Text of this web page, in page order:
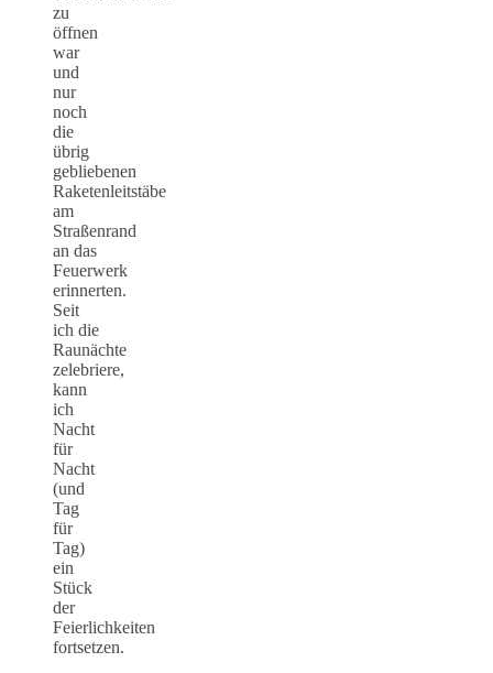
zu
öffnen
war
und
nur
noch
die
übrig
gebliebenen
Raketenleitstäbe
am
Straßenrand
an das
Feuerwerk
erinnerten.
Seit
ich die
Raunächte
zelebriere,
kann
ich
Nacht
für
Nacht
(und
Tag
für
Tag)
ein
Stück
der
Feierlichkeiten
fortsetzen.